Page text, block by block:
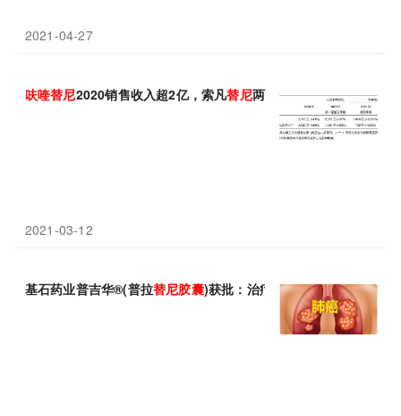
2021-04-27
呋喹替尼2020销售收入超2亿，索凡替尼两个月卖了近3200万
2021-03-12
基石药业普吉华®(普拉替尼胶囊)获批：治疗RET融合阳性肺癌!